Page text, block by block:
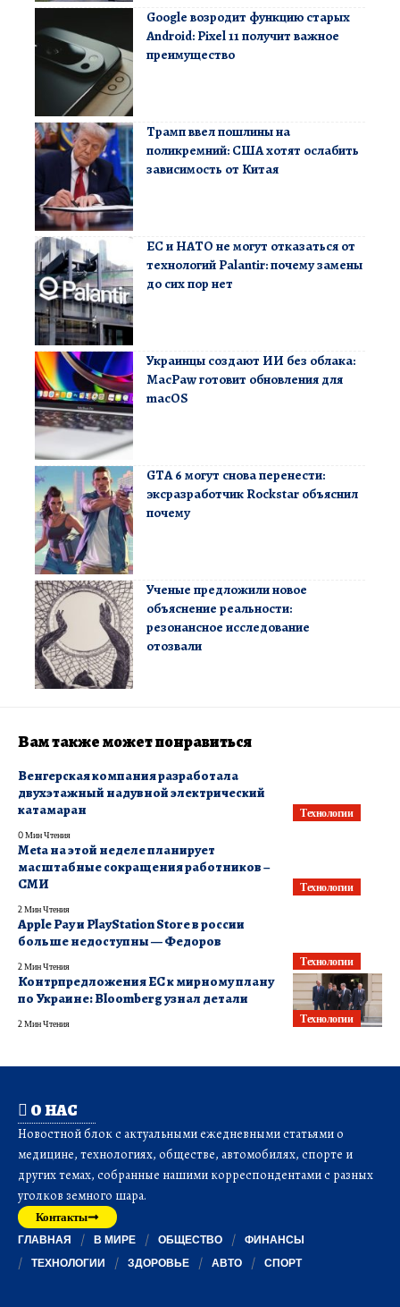
Google возродит функцию старых
Android: Pixel 11 получит важное
преимущество
Трамп ввел пошлины на
поликремний: США хотят ослабить
зависимость от Китая
ЕС и НАТО не могут отказаться от
технологий Palantir: почему замены
до сих пор нет
Украинцы создают ИИ без облака:
MacPaw готовит обновления для
macOS
GTA 6 могут снова перенести:
эксразработчик Rockstar объяснил
почему
Ученые предложили новое
объяснение реальности:
резонансное исследование
отозвали
Вам также может понравиться
Технологии
Венгерская компания разработала
двухэтажный надувной электрический
катамаран
0 Мин Чтения
Технологии
Meta на этой неделе планирует
масштабные сокращения работников –
СМИ
2 Мин Чтения
Технологии
Apple Pay и PlayStation Store в россии
больше недоступны — Федоров
2 Мин Чтения
Технологии
Контрпредложения ЕС к мирному плану
по Украине: Bloomberg узнал детали
2 Мин Чтения
О НАС
Новостной блок с актуальными ежедневными статьями о
медицине, технологиях, обществе, автомобилях, спорте и
других темах, собранные нашими корреспондентами с разных
уголков земного шара.
Контакты
ГЛАВНАЯ В МИРЕ ОБЩЕСТВО
ФИНАНСЫ
ТЕХНОЛОГИИ
ЗДОРОВЬЕ АВТО СПОРТ